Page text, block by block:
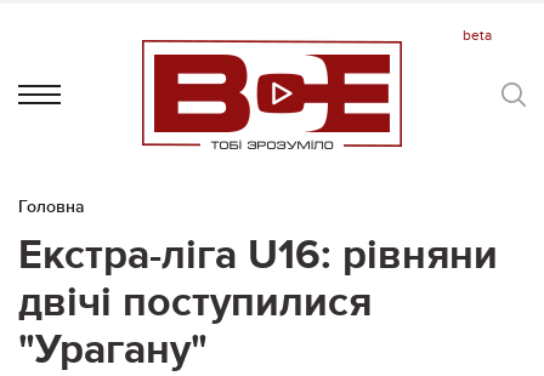
Головна
Екстра-ліга U16: рівняни
двічі поступилися
"Урагану"